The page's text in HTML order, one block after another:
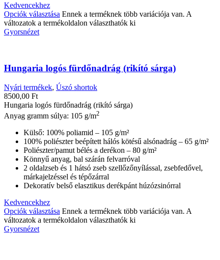
Kedvencekhez
Opciók választása Ennek a terméknek több variációja van. A
változatok a termékoldalon választhatók ki
Gyorsnézet
Hungaria logós fürdőnadrág (rikító sárga)
Nyári termékek, Úszó shortok
8500,00 Ft
Hungaria logós fürdőnadrág (rikító sárga)
Anyag gramm súlya: 105 g/m2
Külső: 100% poliamid – 105 g/m²
100% poliészter beépített hálós kötésű alsónadrág – 65 g/m²
Poliészter/pamut bélés a derékon – 80 g/m²
Könnyű anyag, bal szárán felvarróval
2 oldalzseb és 1 hátsó zseb szellőzőnyílással, zsebfedővel,
márkajelzéssel és tépőzárral
Dekoratív belső elasztikus derékpánt húzózsinórral
Kedvencekhez
Opciók választása Ennek a terméknek több variációja van. A
változatok a termékoldalon választhatók ki
Gyorsnézet